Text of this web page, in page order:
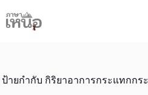
to
content
ป้ายกำกับ กิริยาอาการกระแทกก